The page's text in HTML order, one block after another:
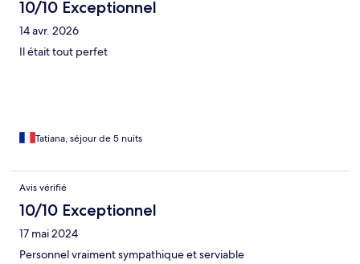
10/10 Exceptionnel
14 avr. 2026
Il était tout perfet
Tatiana, séjour de 5 nuits
Avis vérifié
10/10 Exceptionnel
17 mai 2024
Personnel vraiment sympathique et serviable